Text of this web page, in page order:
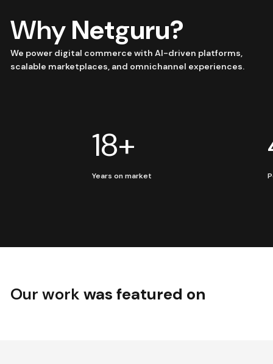
WhyNetguru?
We power digital commerce with AI-driven platforms,
scalable marketplaces, and omnichannel experiences.
18+
Years on market
Our workwas featured on